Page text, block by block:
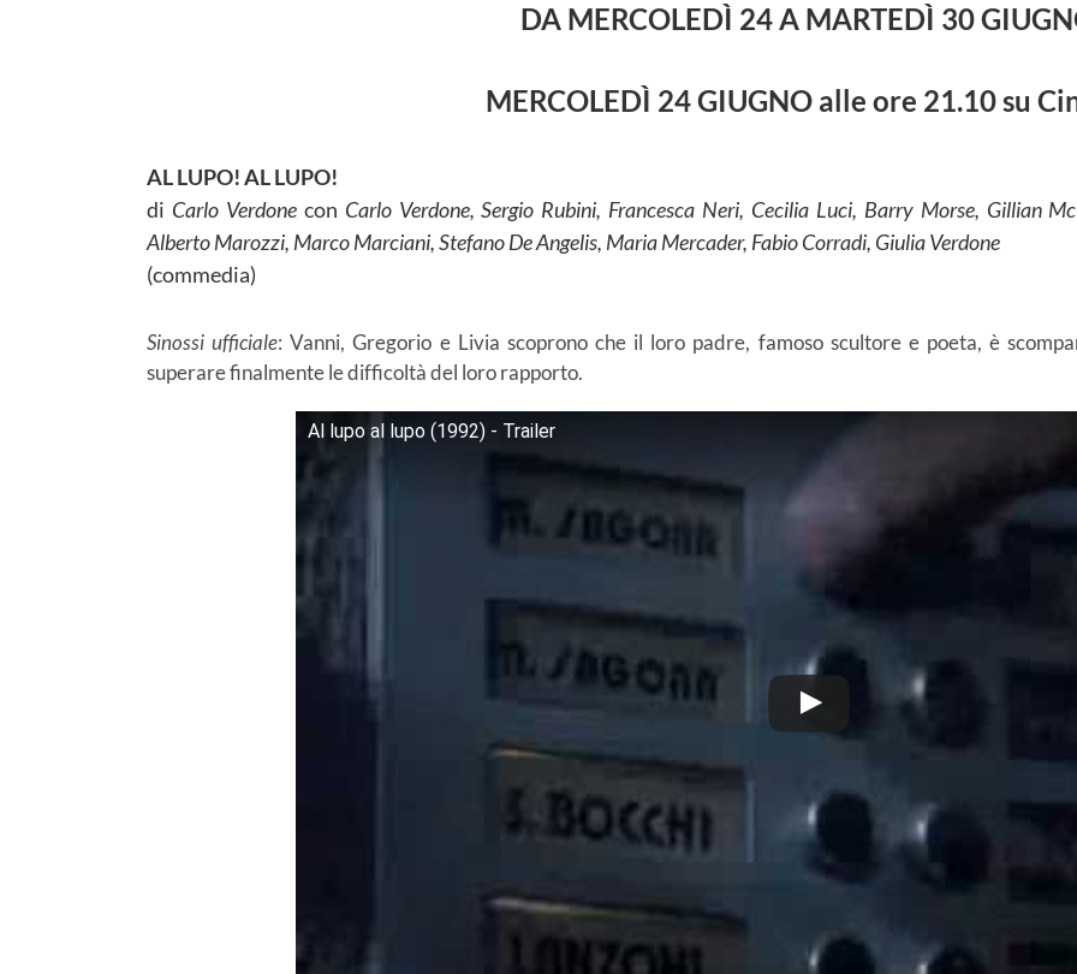
DA MERCOLEDÌ 24 A MARTEDÌ 30
MERCOLEDÌ 24 GIUGNO alle ore 21.10 su
AL LUPO! AL LUPO!
di Carlo Verdone con Carlo Verdone, Sergio Rubini, Francesca Neri, Cecilia Luci, Barry Morse, Gillian
Alberto Marozzi, Marco Marciani, Stefano De Angelis, Maria Mercader, Fabio Corradi, Giulia Verdone
(commedia)
Sinossi ufficiale: Vanni, Gregorio e Livia scoprono che il loro padre, famoso scultore e poeta, è
superare finalmente le difficoltà del loro rapporto.
Al lupo al lupo (1992) - Trailer